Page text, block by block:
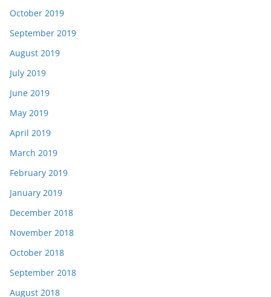
October 2019
September 2019
August 2019
July 2019
June 2019
May 2019
April 2019
March 2019
February 2019
January 2019
December 2018
November 2018
October 2018
September 2018
August 2018